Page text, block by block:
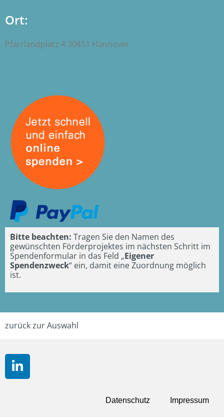
Ort:
Pfarrlandplatz 4 30451 Hannover
Bitte beachten: Tragen Sie den Namen des
gewünschten Förderprojektes im nächsten Schritt im
Spendenformular in das Feld „Eigener
Spendenzweck“ ein, damit eine Zuordnung möglich
ist.
zurück zur Auswahl
Datenschutz Impressum